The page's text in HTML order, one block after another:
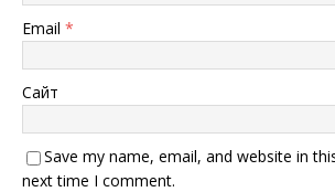
Email *
Сайт
Save my name, email, and website in
next time I comment.